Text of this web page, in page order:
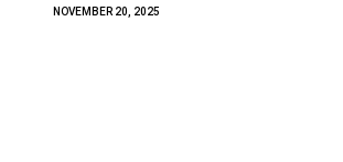
NOVEMBER 20, 2025